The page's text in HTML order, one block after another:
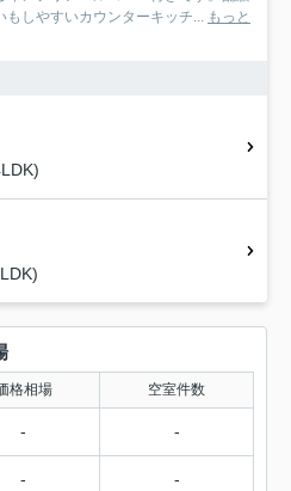
もしやすいカウンターキッチ... もっと
格相場 空室件数
- -
- -